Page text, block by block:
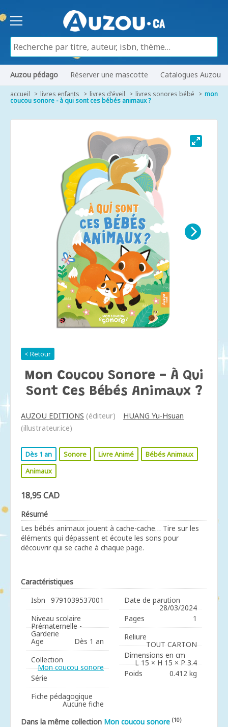
Auzou pédago Réserver une mascotte Catalogues Auzou
accueil livres enfants livres d'éveil livres sonores bébé mon
coucou sonore - à qui sont ces bébés animaux ?
< Retour
Mon Coucou Sonore - À Qui
Sont Ces Bébés Animaux ?
AUZOU EDITIONS (éditeur)
HUANG Yu-Hsuan
(illustrateur.ice)
Dès 1 an Sonore Livre Animé
Bébés Animaux
Animaux
18,95 CAD
Résumé
Les bébés animaux jouent à cache-cache… Tire sur les
éléments qui dépassent et écoute les sons pour
découvrir qui se cache à chaque page.
Caractéristiques
Isbn
9791039537001
Niveau scolaire
Prématernelle -
Garderie
Age
Dès 1 an
Collection
Mon coucou sonore
Série
Fiche pédagogique
Aucune fiche
Date de parution
28/03/2024
Pages
1
Reliure
TOUT CARTON
Dimensions en cm
L 15 × H 15 × P 3.4
Poids
0.412 kg
Dans la même collection Mon coucou sonore (10)